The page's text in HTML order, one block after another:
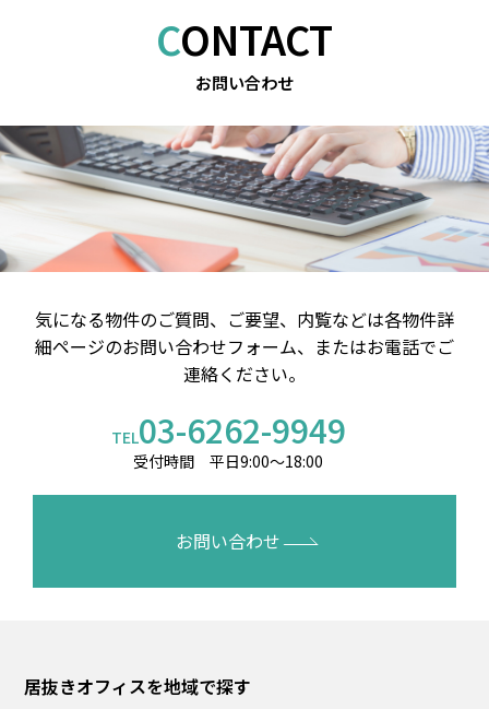
CONTACT
お問い合わせ
気になる物件のご質問、ご要望、内覧などは各物件詳
細ページのお問い合わせフォーム、またはお電話でご
連絡ください。
TEL03-6262-9949
受付時間 平日9:00～18:00
お問い合わせ
居抜きオフィスを地域で探す